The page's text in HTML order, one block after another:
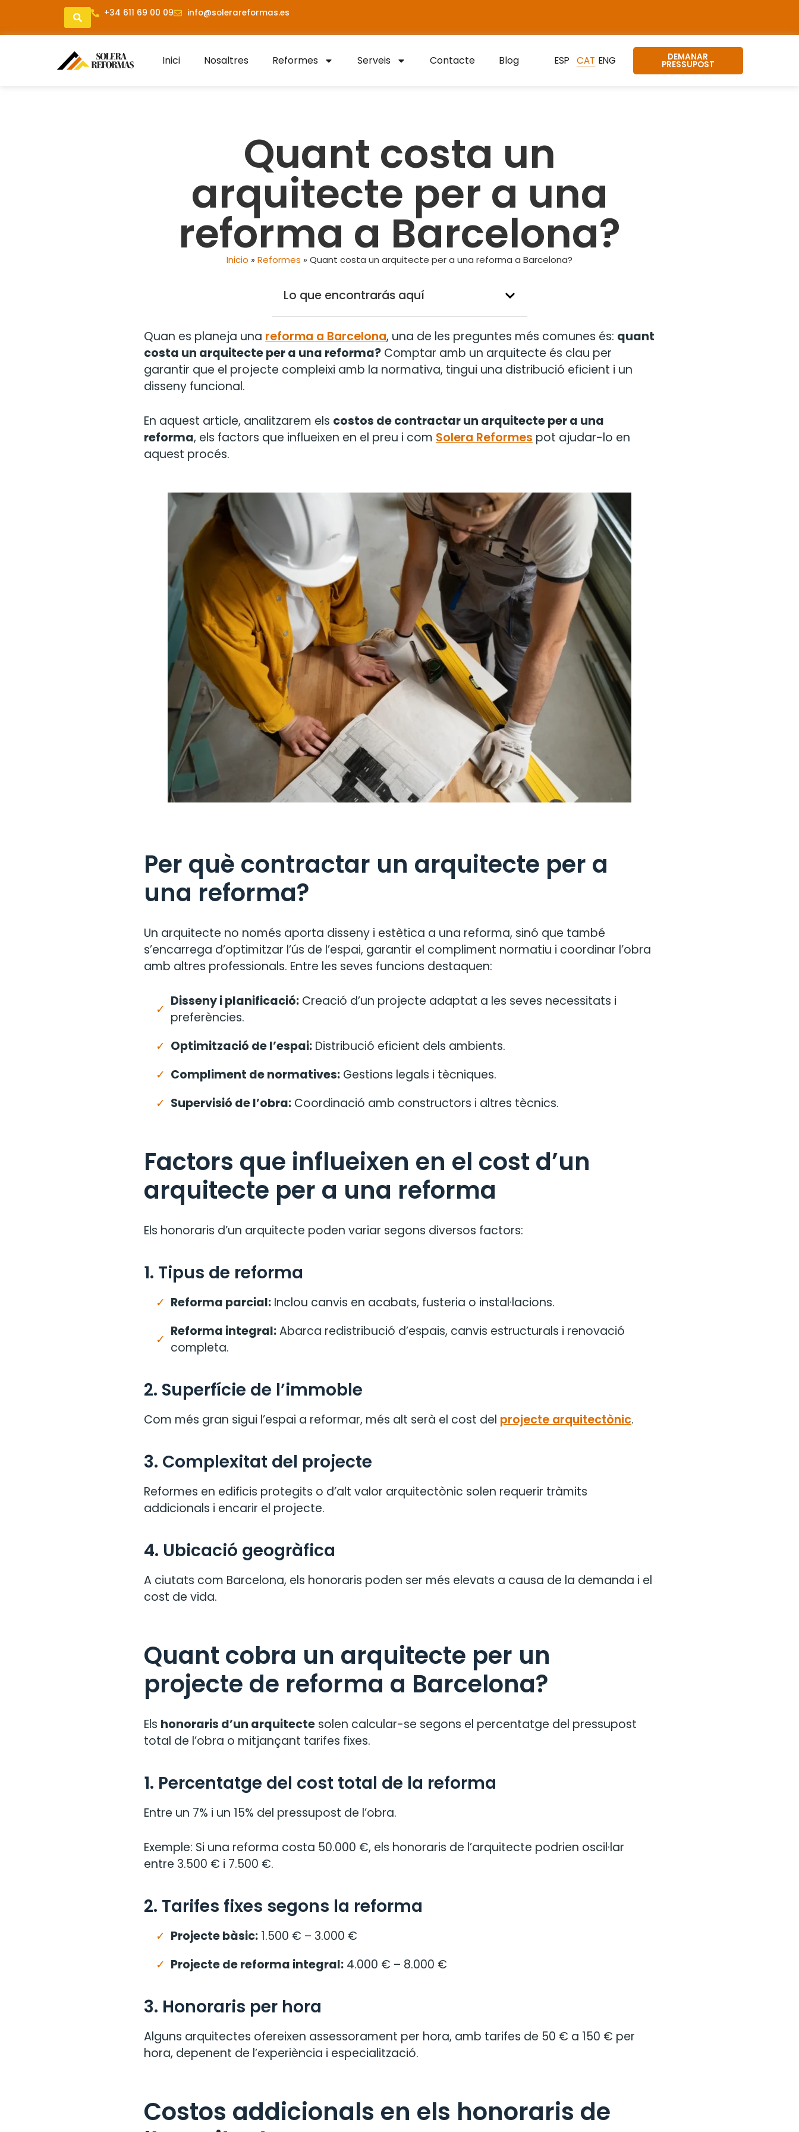
+34 611 69 00 09 info@solerareformas.es
Inici Nosaltres Reformes Serveis Contacte Blog DEMANAR
PRESSUPOST
Quant costa un
arquitecte per a una
reforma a Barcelona?
Inicio » Reformes » Quant costa un arquitecte per a una reforma a Barcelona?
Lo que encontrarás aquí
Quan es planeja una reforma a Barcelona, una de les preguntes més comunes és: quant
costa un arquitecte per a una reforma?Comptar amb un arquitecte és clau per
garantir que el projecte compleixi amb la normativa, tingui una distribució eficient i un
disseny funcional.
En aquest article, analitzarem els costos de contractar un arquitecte per a una
reforma, els factors que influeixen en el preu i com Solera Reformes pot ajudar-lo en
aquest procés.
Per què contractar un arquitecte per a
una reforma?
Un arquitecte no només aporta disseny i estètica a una reforma, sinó que també
s’encarrega d’optimitzar l’ús de l’espai, garantir el compliment normatiu i coordinar l’obra
amb altres professionals. Entre les seves funcions destaquen:
Disseny i planificació:Creació d’un projecte adaptat a les seves necessitats i
preferències.
Optimització de l’espai:Distribució eficient dels ambients.
Compliment de normatives:Gestions legals i tècniques.
Supervisió de l’obra:Coordinació amb constructors i altres tècnics.
Factors que influeixen en el cost d’un
arquitecte per a una reforma
Els honoraris d’un arquitecte poden variar segons diversos factors:
1. Tipus de reforma
Reforma parcial:Inclou canvis en acabats, fusteria o instal·lacions.
Reforma integral:Abarca redistribució d’espais, canvis estructurals i renovació
completa.
2. Superfície de l’immoble
Com més gran sigui l’espai a reformar, més alt serà el cost del projecte arquitectònic.
3. Complexitat del projecte
Reformes en edificis protegits o d’alt valor arquitectònic solen requerir tràmits
addicionals i encarir el projecte.
4. Ubicació geogràfica
A ciutats com Barcelona, els honoraris poden ser més elevats a causa de la demanda i el
cost de vida.
Quant cobra un arquitecte per un
projecte de reforma a Barcelona?
Els honoraris d’un arquitectesolen calcular-se segons el percentatge del pressupost
total de l’obra o mitjançant tarifes fixes.
1. Percentatge del cost total de la reforma
Entre un 7% i un 15% del pressupost de l’obra.
Exemple: Si una reforma costa 50.000 €, els honoraris de l’arquitecte podrien oscil·lar
entre 3.500 € i 7.500 €.
2. Tarifes fixes segons la reforma
Projecte bàsic:1.500 € – 3.000 €
Projecte de reforma integral:4.000 € – 8.000 €
3. Honoraris per hora
Alguns arquitectes ofereixen assessorament per hora, amb tarifes de 50 € a 150 € per
hora, depenent de l’experiència i especialització.
Costos addicionals en els honoraris de